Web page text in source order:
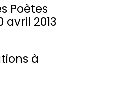
Poètes
avril 2013
à